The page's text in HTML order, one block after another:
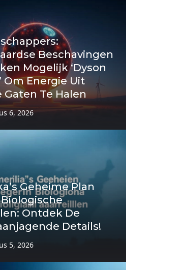
Beschavingen
Mogelijk ‘Dyson
Om Energie Uit
Gaten Te Halen
6, 2026
Geheime Plan
Ontdek De
Details!
5, 2026